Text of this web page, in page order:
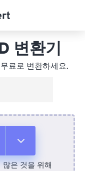
변환기
료로 변환하세요.
많은 것을 위해